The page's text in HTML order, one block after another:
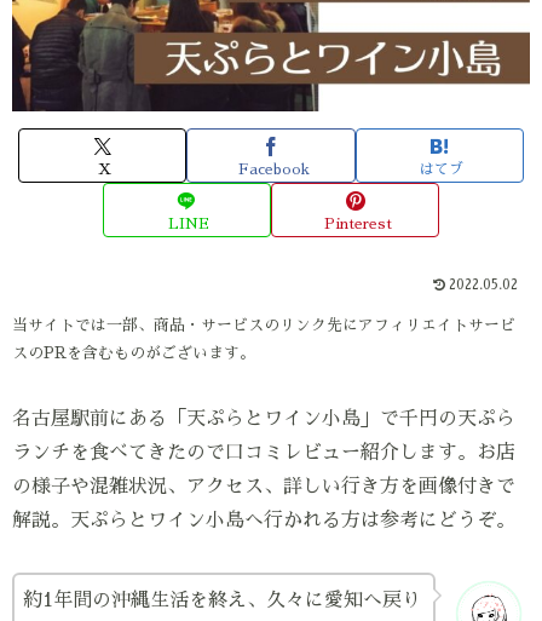
X Facebook はてブ
LINE Pinterest
2022.05.02
当サイトでは一部、商品・サービスのリンク先にアフィリエイトサービ
スのPRを含むものがございます。
名古屋駅前にある「天ぷらとワイン小島」で千円の天ぷら
ランチを食べてきたので口コミレビュー紹介します。お店
の様子や混雑状況、アクセス、詳しい行き方を画像付きで
解説。天ぷらとワイン小島へ行かれる方は参考にどうぞ。
約1年間の沖縄生活を終え、久々に愛知へ戻り